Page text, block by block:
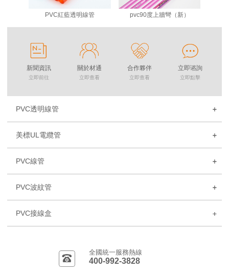
PVC紅藍透明線管 pvc90度上牆彎（新）
新聞資訊
立即前往
關於材通
立即查看
合作夥伴
立即查看
立即谘詢
立即點擊
PVC透明線管
美標UL電纜管
PVC線管
PVC波紋管
PVC接線盒
全國統一服務熱線
400-992-3828